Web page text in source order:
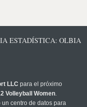
ESTADÍSTICA: OLBIA
LLC para el próximo
Volleyball Women.
centro de datos para